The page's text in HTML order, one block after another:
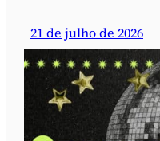
21 de julho de 2026